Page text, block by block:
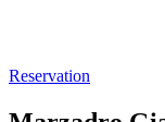
Reservation